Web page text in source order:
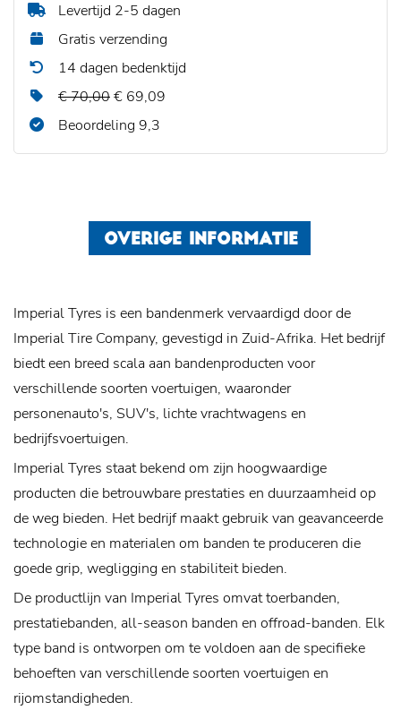
Levertijd 2-5 dagen
Gratis verzending
14 dagen bedenktijd
€ 70,00€ 69,09
Beoordeling 9,3
OVERIGE INFORMATIE
Imperial Tyres is een bandenmerk vervaardigd door de
Imperial Tire Company, gevestigd in Zuid-Afrika. Het bedrijf
biedt een breed scala aan bandenproducten voor
verschillende soorten voertuigen, waaronder
personenauto's, SUV's, lichte vrachtwagens en
bedrijfsvoertuigen.
Imperial Tyres staat bekend om zijn hoogwaardige
producten die betrouwbare prestaties en duurzaamheid op
de weg bieden. Het bedrijf maakt gebruik van geavanceerde
technologie en materialen om banden te produceren die
goede grip, wegligging en stabiliteit bieden.
De productlijn van Imperial Tyres omvat toerbanden,
prestatiebanden, all-season banden en offroad-banden. Elk
type band is ontworpen om te voldoen aan de specifieke
behoeften van verschillende soorten voertuigen en
rijomstandigheden.